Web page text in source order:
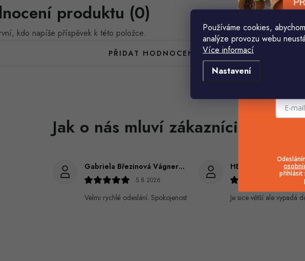
Používáme cookies,
analýze provozu webu
Více informací
Nastavení
produktu (0)
kdo napíše příspěvek k této položce.
PŘIDAT HODNOCENÍ
Gabriela Březinová Vágnerová
5.8.2026
Velmi rychlé odeslání. Spokojenost
HELENA
Je sice větší ale vypadá
přihlásit